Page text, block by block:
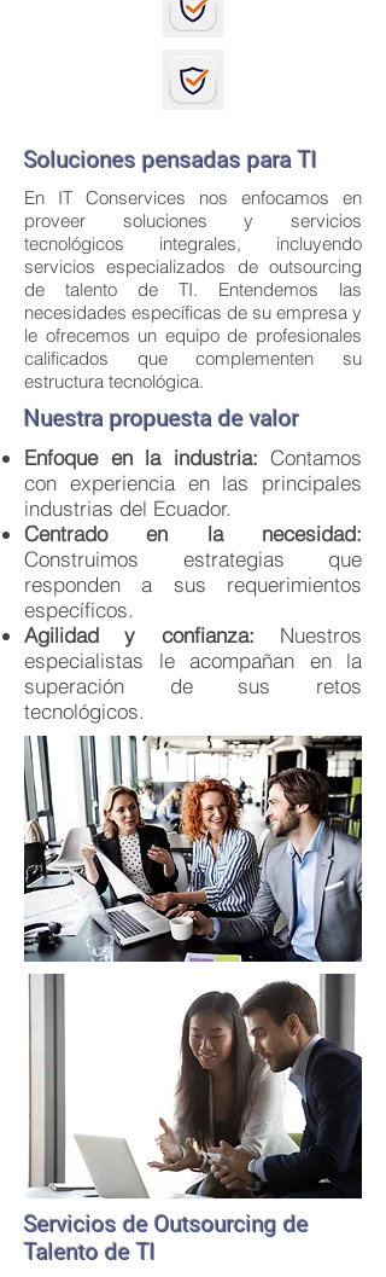
Soluciones pensadas para TI
En IT Conservices nos enfocamos en
proveer soluciones y servicios
tecnológicos integrales, incluyendo
servicios especializados de outsourcing
de talento de TI. Entendemos las
necesidades específicas de su empresa y
le ofrecemos un equipo de profesionales
calificados que complementen su
estructura tecnológica.
Nuestra propuesta de valor
Enfoque en la industria: Contamos
con experiencia en las principales
industrias del Ecuador.
Centrado en la necesidad:
Construimos estrategias que
responden a sus requerimientos
específicos.
Agilidad y confianza: Nuestros
especialistas le acompañan en la
superación de sus retos
tecnológicos.
Servicios de Outsourcing de
Talento de TI